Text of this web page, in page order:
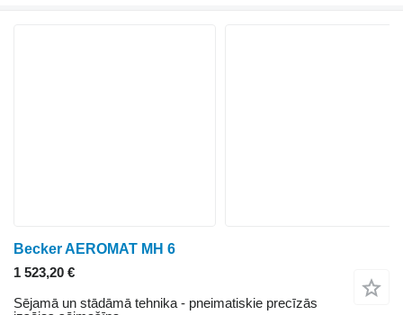
Becker AEROMAT MH 6
1 523,20 €
Sējamā un stādāmā tehnika - pneimatiskie precīzās